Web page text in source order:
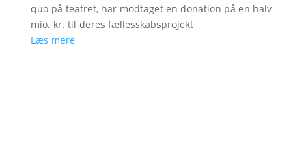
quo på teatret, har modtaget en donation på en halv
mio. kr. til deres fællesskabsprojekt
Læs mere